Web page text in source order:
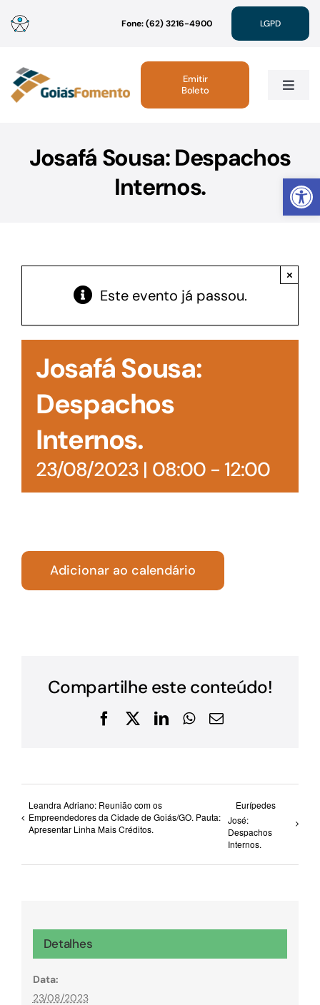
Abrir
para
conteúdo
Fone: (62) 3216-4900 LGPD
Toggle
Linhas de Crédito
Acesso à Informação
Emitir
Boleto
Josafá Sousa: Despachos
Internos.
Este evento já passou.
×
Josafá Sousa:
Despachos
Internos.
23/08/2023 | 08:00- 12:00
Adicionar ao calendário
Compartilhe este conteúdo!
Facebook
X LinkedInWhatsApp
E-
Leandra Adriano: Reunião com os
Empreendedores da Cidade de Goiás/GO. Pauta:
Apresentar Linha Mais Créditos.
Eurípedes
José:
Despachos
Internos.
Detalhes
Data:
23/08/2023